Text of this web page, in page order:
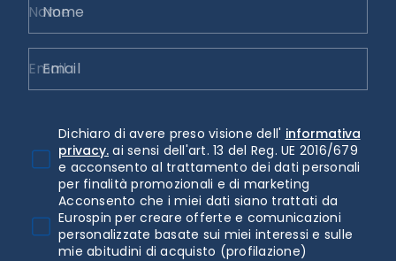
Nome
Email
Dichiaro di avere preso visione dell' informativa
privacy. ai sensi dell'art. 13 del Reg. UE 2016/679
e acconsento al trattamento dei dati personali
per finalità promozionali e di marketing
Acconsento che i miei dati siano trattati da
Eurospin per creare offerte e comunicazioni
personalizzate basate sui miei interessi e sulle
mie abitudini di acquisto (profilazione)